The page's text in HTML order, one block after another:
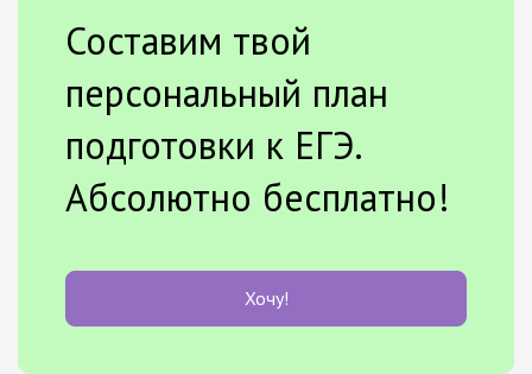
Составим твой
персональный план
подготовки к ЕГЭ.
Абсолютно бесплатно!
Хочу!